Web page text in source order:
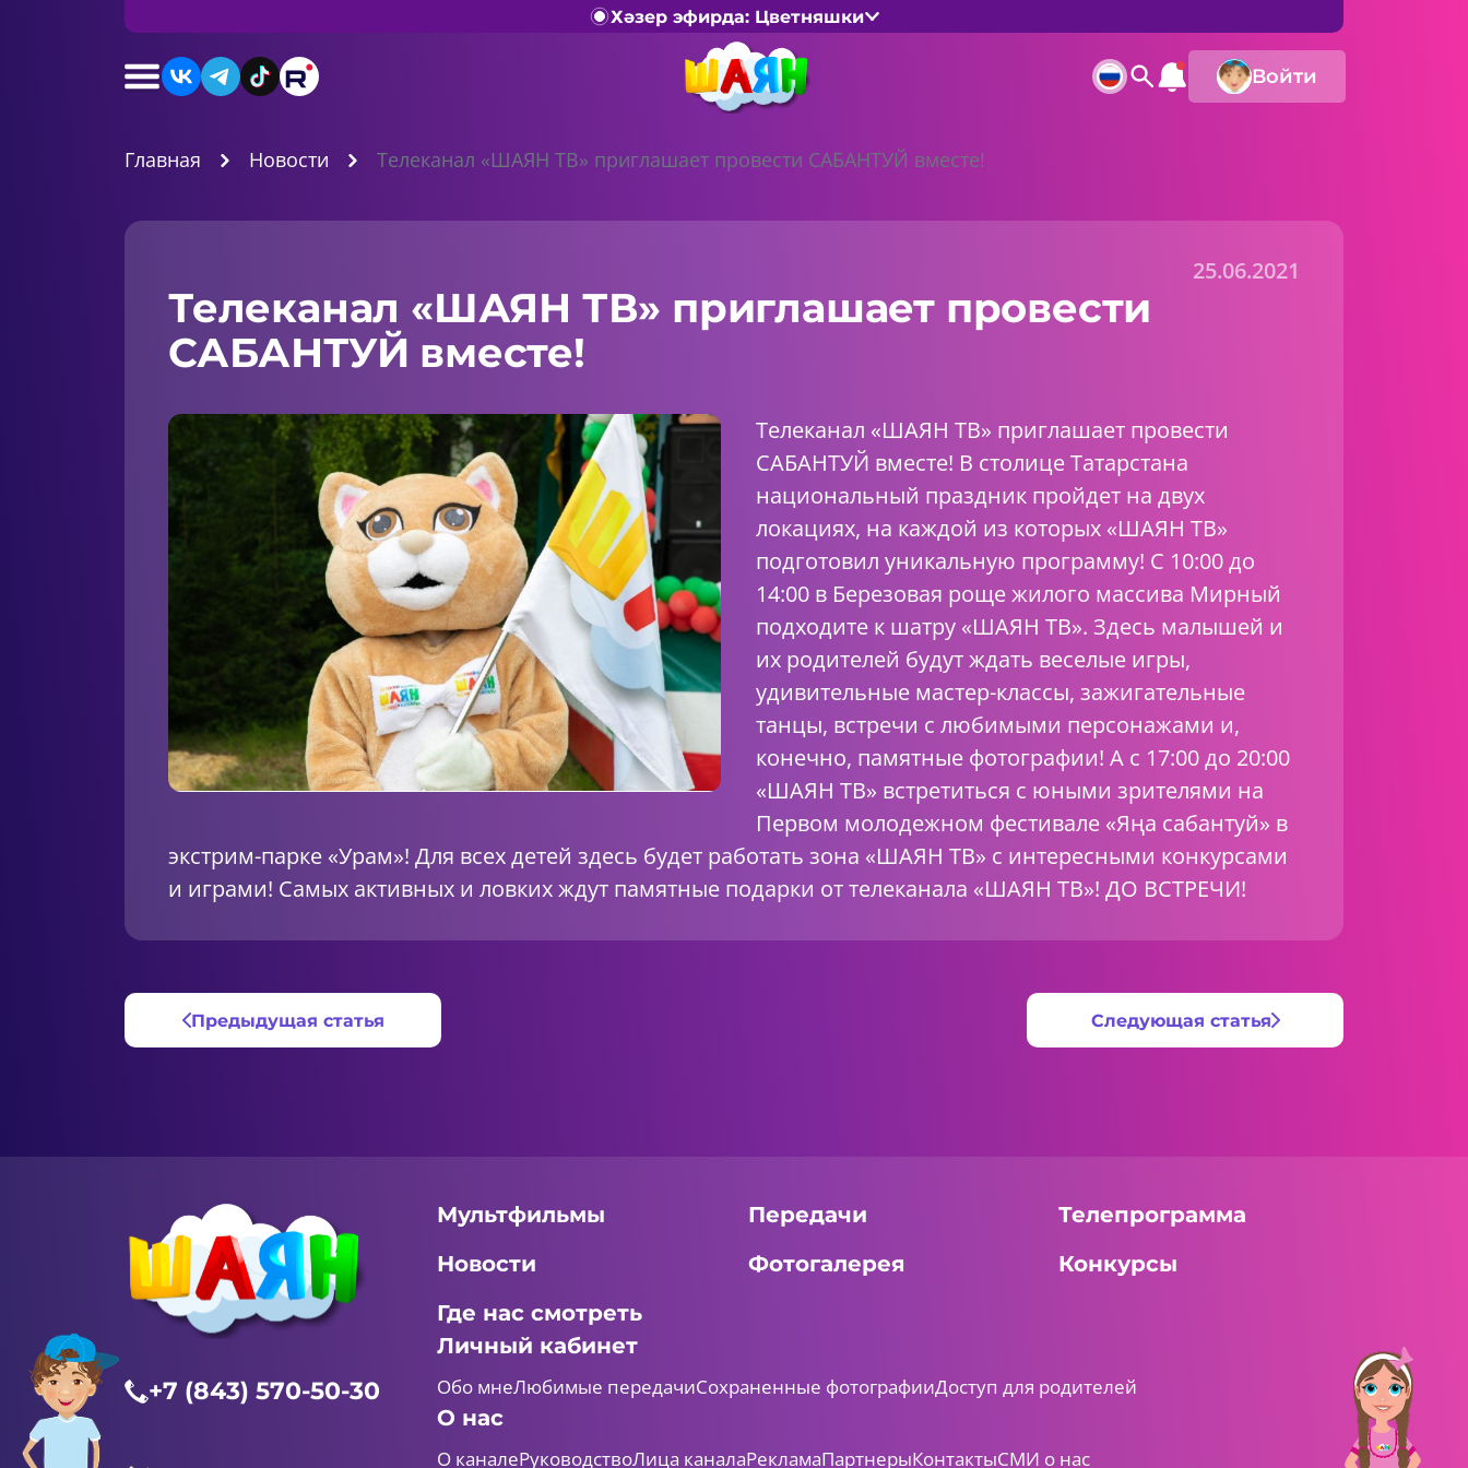
Хәзер эфирда: Цветняшки
Войти
Главная Новости Телеканал «ШАЯН ТВ» приглашает провести САБАНТУЙ вместе!
25.06.2021
Телеканал «ШАЯН ТВ» приглашает провести
САБАНТУЙ вместе!
Телеканал «ШАЯН ТВ» приглашает провести
САБАНТУЙ вместе! В столице Татарстана
национальный праздник пройдет на двух
локациях, на каждой из которых «ШАЯН ТВ»
подготовил уникальную программу! С 10:00 до
14:00 в Березовая роще жилого массива Мирный
подходите к шатру «ШАЯН ТВ». Здесь малышей и
их родителей будут ждать веселые игры,
удивительные мастер-классы, зажигательные
танцы, встречи с любимыми персонажами и,
конечно, памятные фотографии! А с 17:00 до 20:00
«ШАЯН ТВ» встретиться с юными зрителями на
Первом молодежном фестивале «Яңа сабантуй» в
экстрим-парке «Урам»! Для всех детей здесь будет работать зона «ШАЯН ТВ» с интересными конкурсами
и играми! Самых активных и ловких ждут памятные подарки от телеканала «ШАЯН ТВ»! ДО ВСТРЕЧИ!
Предыдущая статья Следующая статья
+7 (843) 570-50-30
Мультфильмы Передачи
Телепрограмма
Новости
Фотогалерея
Конкурсы
Где нас смотреть
Личный кабинет
Обо мнеЛюбимые передачиСохраненные фотографииДоступ для родителей
О нас
О каналеРуководствоЛица каналаРекламаПартнерыКонтактыСМИ о нас